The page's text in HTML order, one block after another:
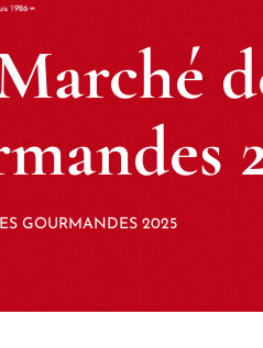
GOURMANDES 2025